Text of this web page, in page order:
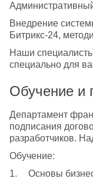
Внедрение
Битрикс-24,
Наши
специально для
Обучение и
Департамент
подписания
разработчиков.
Обучение:
1.	Основы